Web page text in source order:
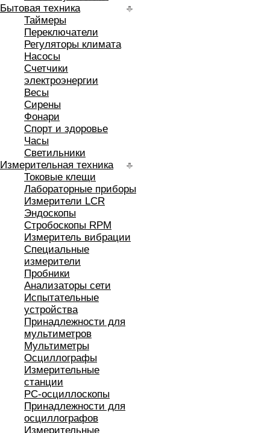
Бытовая техника
Таймеры
Переключатели
Регуляторы климата
Насосы
Счетчики
электроэнергии
Весы
Сирены
Фонари
Спорт и здоровье
Часы
Светильники
Измерительная техника
Токовые клещи
Лабораторные приборы
Измерители LCR
Эндоскопы
Стробоскопы RPM
Измеритель вибрации
Специальные
измерители
Пробники
Анализаторы сети
Испытательные
устройства
Принадлежности для
мультиметров
Мультиметры
Осциллографы
Измерительные
станции
РС-осциллоскопы
Принадлежности для
осциллографов
Измерительные